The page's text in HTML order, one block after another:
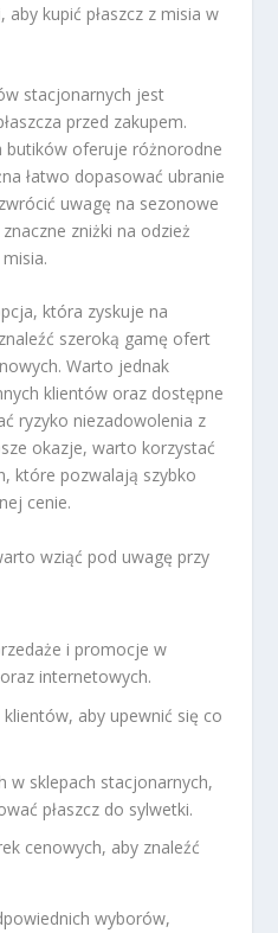
kupić płaszcz z misia w
stacjonarnych jest
przed zakupem.
butików oferuje różnorodne
łatwo dopasować ubranie
uwagę na sezonowe
zniżki na odzież
która zyskuje na
szeroką gamę ofert
Warto jednak
klientów oraz dostępne
ryzyko niezadowolenia z
okazje, warto korzystać
które pozwalają szybko
cenie.
wziąć pod uwagę przy
i promocje w
internetowych.
aby upewnić się co
w sklepach stacjonarnych,
płaszcz do sylwetki.
cenowych, aby znaleźć
wyborów,